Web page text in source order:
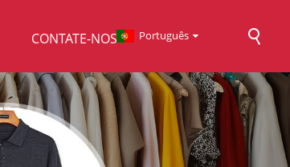
CONTATE-NOS Português